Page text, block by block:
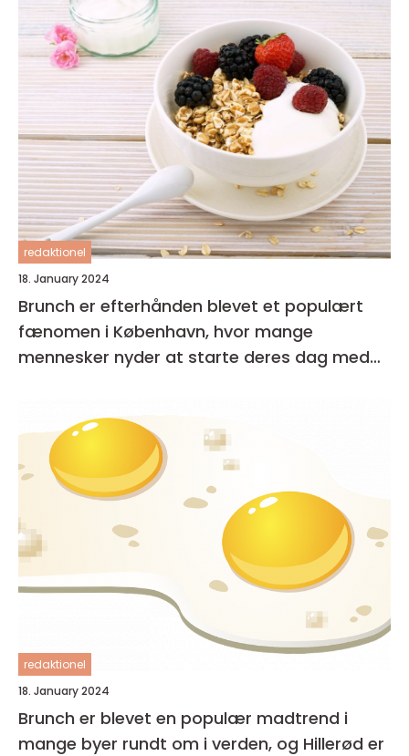
redaktionel
18. January 2024
Brunch er efterhånden blevet et populært
fænomen i København, hvor mange
mennesker nyder at starte deres dag med
redaktionel
18. January 2024
Brunch er blevet en populær madtrend i
mange byer rundt om i verden, og Hillerød er